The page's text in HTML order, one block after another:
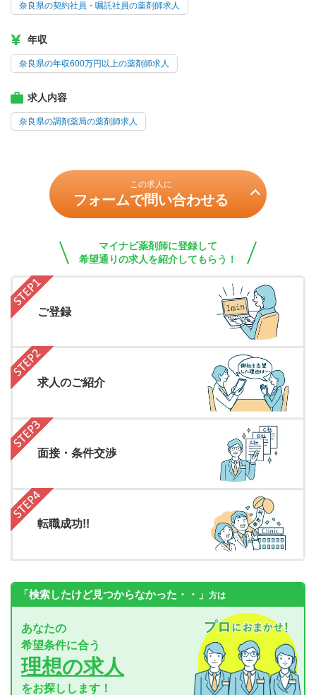
奈良県の契約社員・嘱託社員の薬剤師求人
年収
奈良県の年収600万円以上の薬剤師求人
求人内容
奈良県の調剤薬局の薬剤師求人
この求人に
フォームで問い合わせる
マイナビ薬剤師に登録して
希望通りの求人を紹介してもらう！
ご登録
求人のご紹介
面接・条件交渉
転職成功!!
「検索したけど見つからなかった・・」 方は
あなたの
希望条件に合う
理想の求人
をお探しします！